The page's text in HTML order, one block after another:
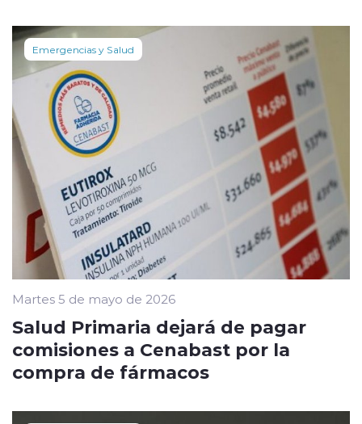
Emergencias y Salud
Martes 5 de mayo de 2026
Salud Primaria dejará de pagar
comisiones a Cenabast por la
compra de fármacos